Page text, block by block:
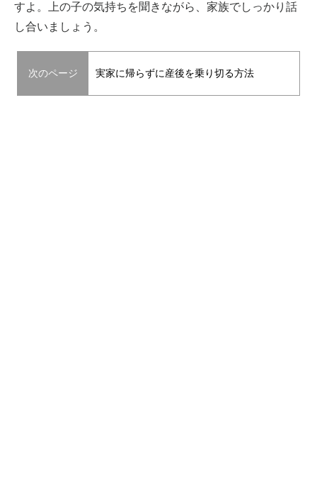
すよ。上の子の気持ちを聞きながら、家族でしっかり話
し合いましょう。
次のページ 実家に帰らずに産後を乗り切る方法